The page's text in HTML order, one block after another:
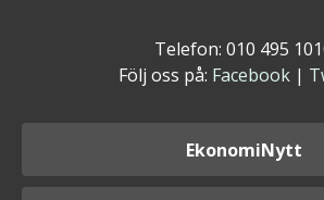
Telefon: 010 495
Följ oss på: Facebook |
EkonomiNytt